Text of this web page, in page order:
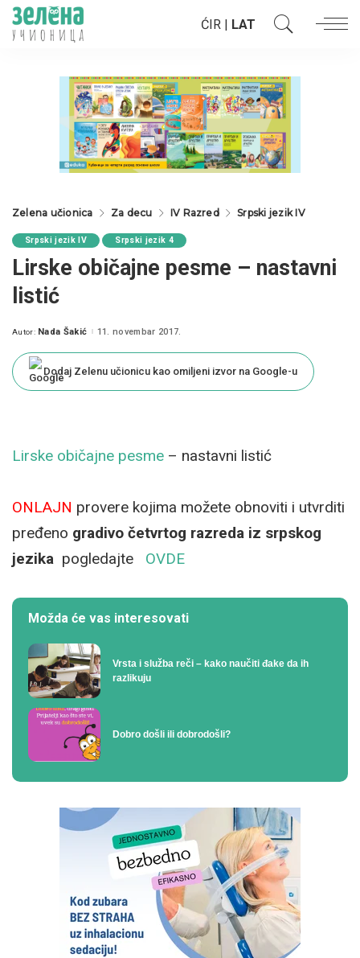
ĆIR | LAT
Zelena učionica Za decu IV Razred Srpski jezik IV
Srpski jezik IV Srpski jezik 4
Lirske običajne pesme – nastavni
listić
Posted
Autor: Nada Šakić 11. novembar 2017.
Dodaj Zelenu učionicu kao omiljeni izvor na Google-u
Lirske običajne pesme – nastavni listić
ONLAJN provere kojima možete obnoviti i utvrditi
pređeno gradivo četvrtog razreda iz srpskog
jezika pogledajte OVDE
Možda će vas interesovati
Vrsta i služba reči – kako naučiti đake da ih
razlikuju
Dobro došli ili dobrodošli?